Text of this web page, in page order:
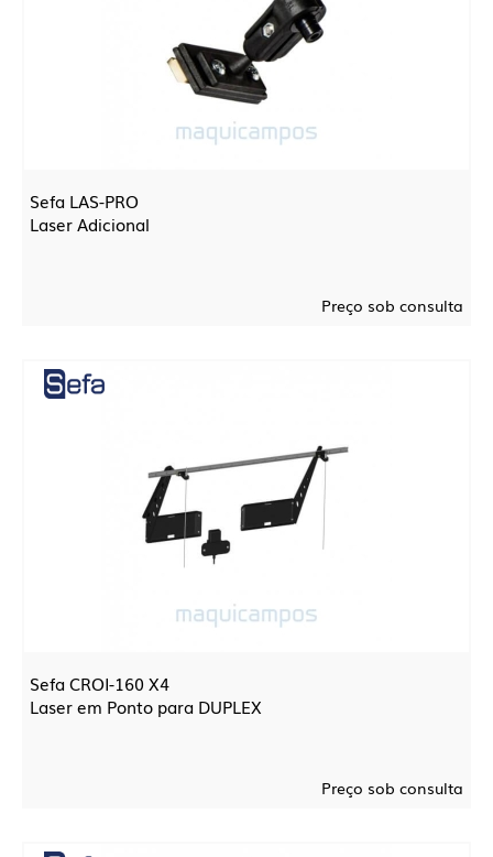
Sefa LAS-PRO
Laser Adicional
Preço sob consulta
Sefa CROI-160 X4
Laser em Ponto para DUPLEX
Preço sob consulta